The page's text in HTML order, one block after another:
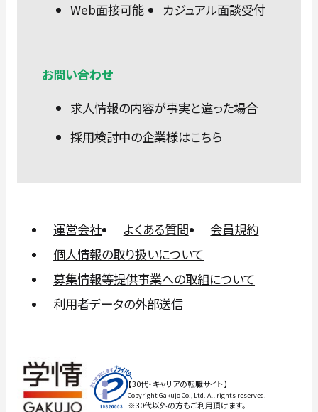
Web面接可能
カジュアル面談受付
お問い合わせ
求人情報の内容が事実と違った場合
採用検討中の企業様はこちら
運営会社 よくある質問
会員規約
個人情報の取り扱いについて
募集情報等提供事業への取組について
利用者データの外部送信
【30代・キャリアの転職サイト】
Copyright Gakujo Co., Ltd. All rights reserved.
※30代以外の方もご利用頂けます。